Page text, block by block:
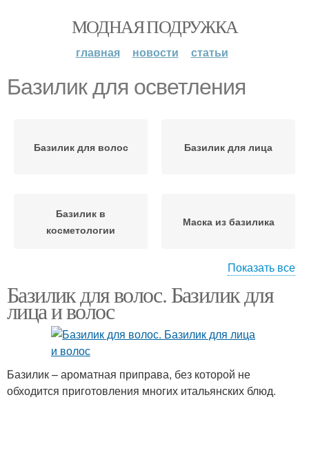
МОДНАЯ ПОДРУЖКА
главная новости статьи
Базилик для осветления
Базилик для волос Базилик для лица
Базилик в
косметологии
Маска из базилика
базилика
Базилик для роста
локонов
Маски с базиликом
Показать все
Базилик для волос. Базилик для
лица и волос
Базилик – ароматная приправа, без которой не
обходится приготовления многих итальянских блюд.